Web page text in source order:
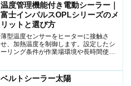
温度管理機能付き電動シーラー｜
富士インパルスOPLシリーズのメ
リットと選び方
薄型温度センサーをヒーターに接触さ
せ、加熱温度を制御します。設定したシ
ーリング条件が作業場環境や長時間使用
ベルトシーラー太陽